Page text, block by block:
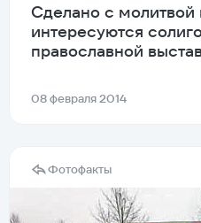
Сделано с
интересуются
православной
08 февраля 2014
Фотофакты